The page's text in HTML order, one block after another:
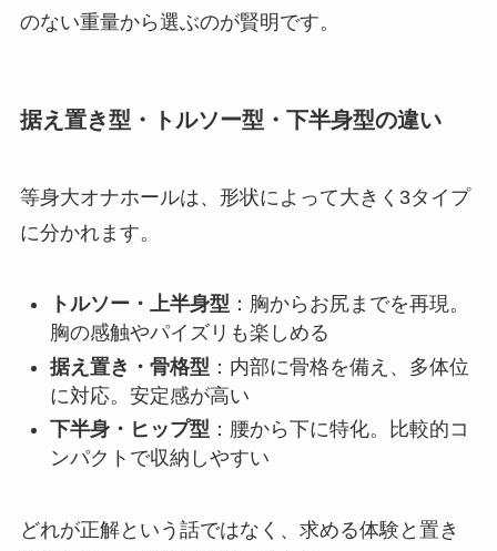
のない重量から選ぶのが賢明です。
据え置き型・トルソー型・下半身型の違い
等身大オナホールは、形状によって大きく3タイプ
に分かれます。
トルソー・上半身型 ：胸からお尻までを再現。
胸の感触やパイズリも楽しめる
据え置き・骨格型 ：内部に骨格を備え、多体位
に対応。安定感が高い
下半身・ヒップ型 ：腰から下に特化。比較的コ
ンパクトで収納しやすい
どれが正解という話ではなく、求める体験と置き